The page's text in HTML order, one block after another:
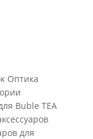
Оптика
Buble TEA
для